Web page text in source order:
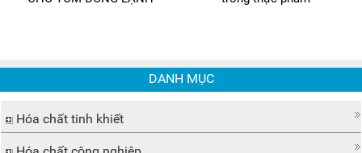
DANH MỤC
Hóa chất tinh khiết